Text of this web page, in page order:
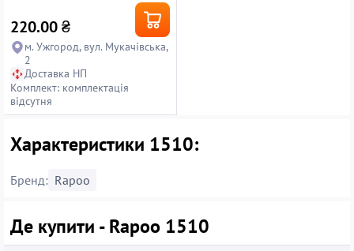
220.00₴
м. Ужгород, вул. Мукачівська,
2
Доставка НП
Комплект: комплектація
відсутня
Характеристики 1510:
Бренд: Rapoo
Де купити - Rapoo 1510